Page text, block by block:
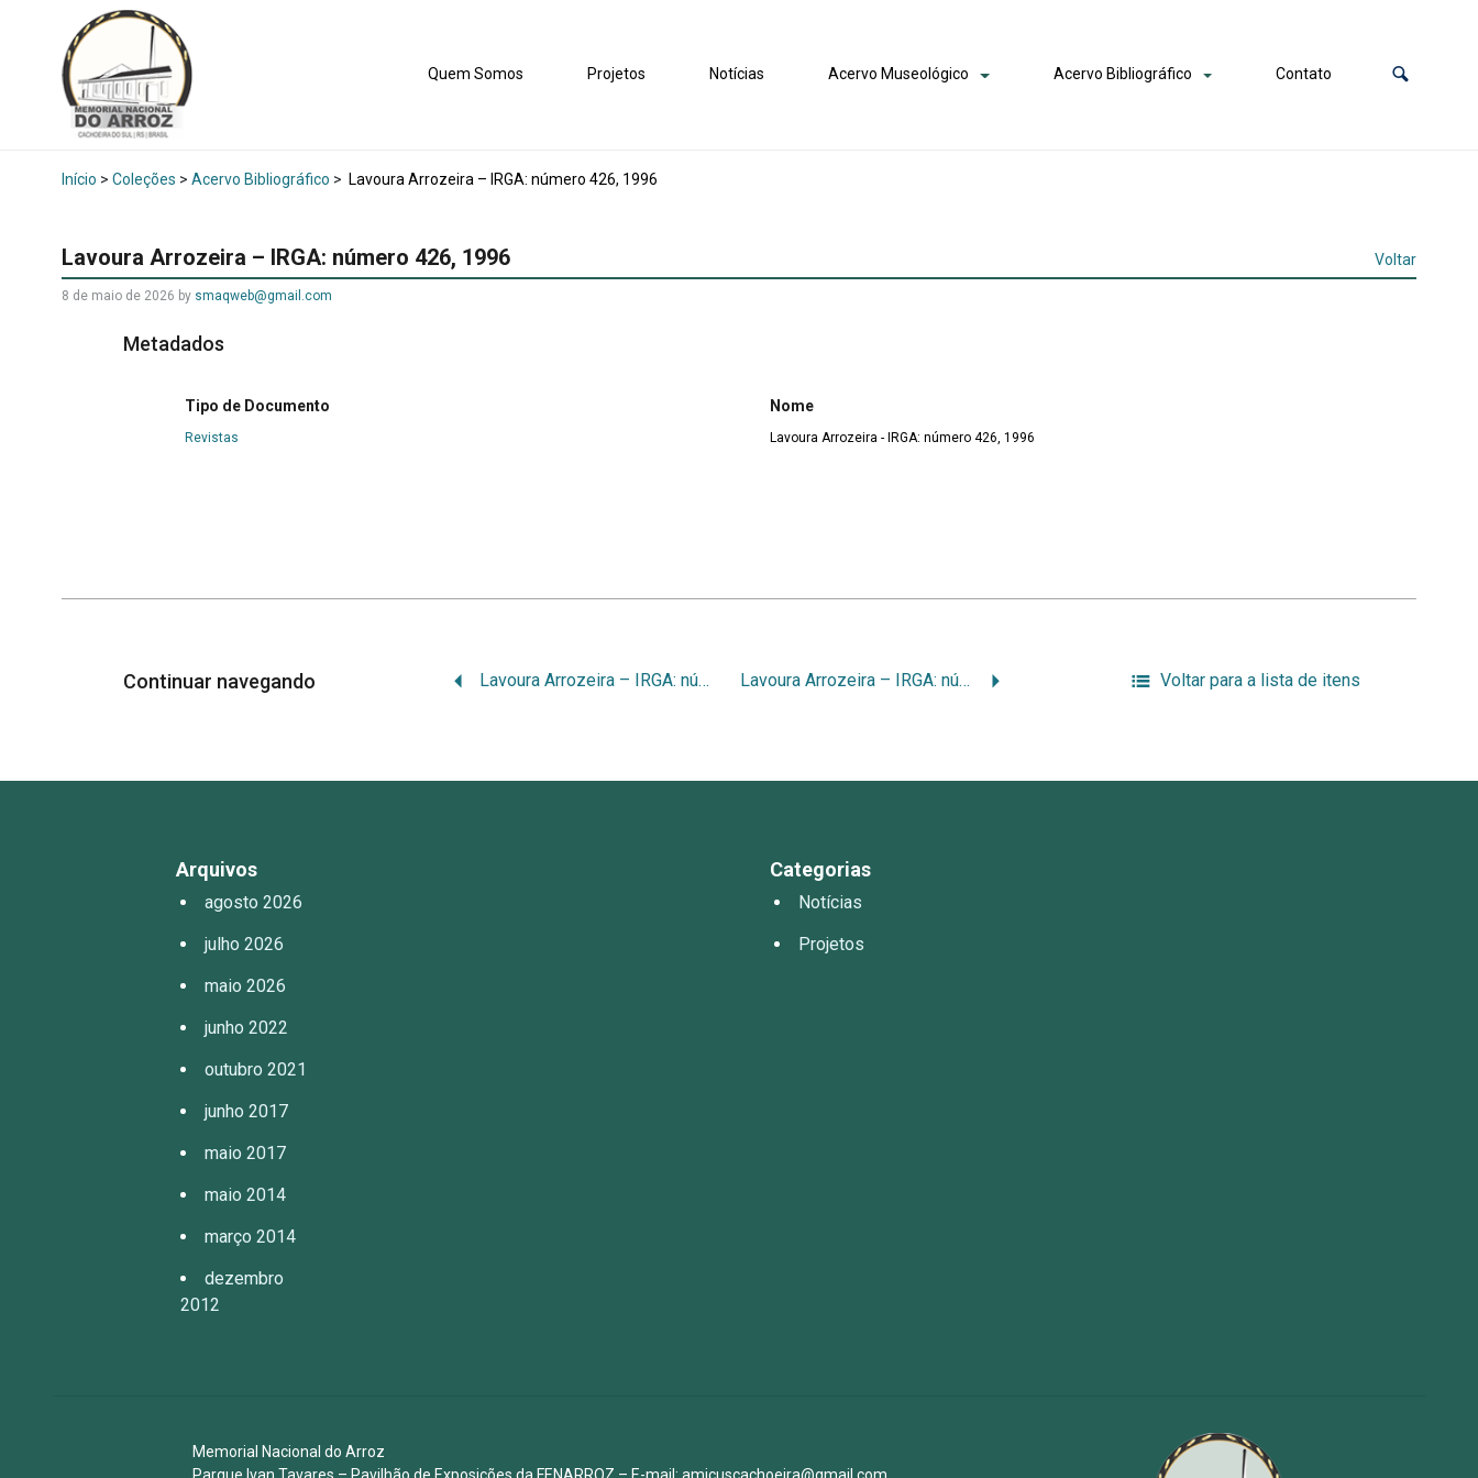
Quem Somos Projetos Notícias Acervo Museológico Acervo Bibliográfico Contato
Início > Coleções > Acervo Bibliográfico > Lavoura Arrozeira – IRGA: número 426, 1996
Lavoura Arrozeira – IRGA: número 426, 1996 Voltar
8 de maio de 2026 by smaqweb@gmail.com
Metadados
Tipo de Documento
Revistas
Nome
Lavoura Arrozeira - IRGA: número 426, 1996
Continuar navegando Lavoura Arrozeira – IRGA: número 425, 1996 Lavoura Arrozeira – IRGA: número 427, 1996 Voltar para a lista de itens
Arquivos
agosto 2026
julho 2026
maio 2026
junho 2022
outubro 2021
junho 2017
maio 2017
maio 2014
março 2014
dezembro
2012
Categorias
Notícias
Projetos
Memorial Nacional do Arroz